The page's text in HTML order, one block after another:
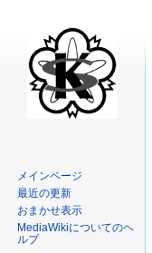
メインページ
最近の更新
おまかせ表示
MediaWikiについてのヘ
ルプ